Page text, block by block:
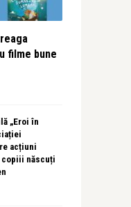
filme bune
„Eroi în
acțiuni
copiii născuți